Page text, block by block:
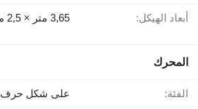
أبعاد الهيكل: 3,65 متر × 2,5 متر × 0,5 متر
المحرك
الفئة: على شكل حرف V